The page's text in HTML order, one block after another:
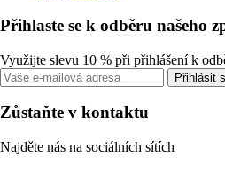
Přihlaste se k odběru našeho
Využijte slevu 10 % při přihlášení k
Přihlásit
Zůstaňte v kontaktu
Najděte nás na sociálních sítích